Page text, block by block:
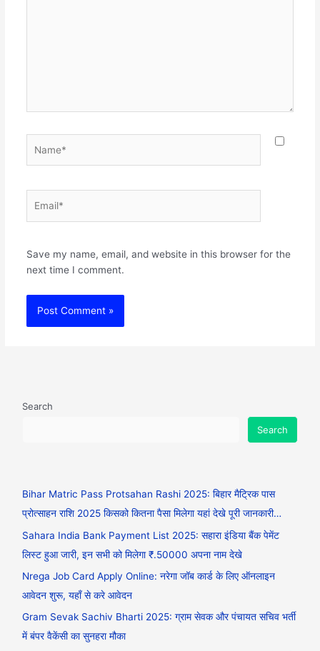
Save my name, email, and website in this browser for the
next time I comment.
Search
Search
Bihar Matric Pass Protsahan Rashi 2025: बिहार मैट्रिक पास
प्रोत्साहन राशि 2025 किसको कितना पैसा मिलेगा यहां देखे पूरी जानकारी…
Sahara India Bank Payment List 2025: सहारा इंडिया बैंक पेमेंट
लिस्ट हुआ जारी, इन सभी को मिलेगा ₹.50000 अपना नाम देखे
Nrega Job Card Apply Online: नरेगा जॉब कार्ड के लिए ऑनलाइन
आवेदन शुरू, यहाँ से करे आवेदन
Gram Sevak Sachiv Bharti 2025: ग्राम सेवक और पंचायत सचिव भर्ती
में बंपर वैकेंसी का सुनहरा मौका